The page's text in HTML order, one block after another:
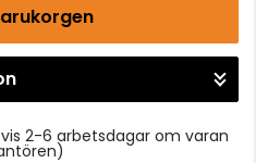
2-6 arbetsdagar om varan